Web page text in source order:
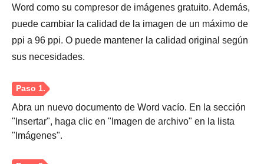
Word como su compresor de imágenes gratuito. Además,
puede cambiar la calidad de la imagen de un máximo de
ppi a 96 ppi. O puede mantener la calidad original según
sus necesidades.
Abra un nuevo documento de Word vacío. En la sección
"Insertar", haga clic en "Imagen de archivo" en la lista
"Imágenes".